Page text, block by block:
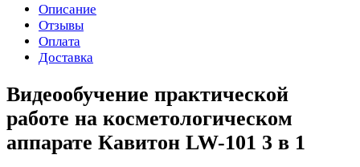
Описание
Отзывы
Оплата
Доставка
Видеообучение практической
работе на косметологическом
аппарате Кавитон LW-101 3 в 1